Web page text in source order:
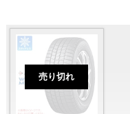
売り切れ